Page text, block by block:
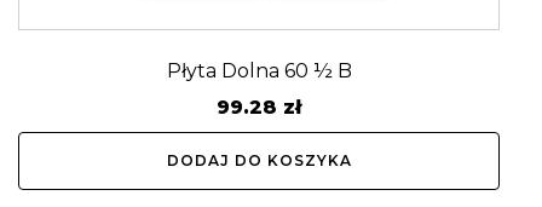
Płyta Dolna 60 ½ B
99.28 zł
DODAJ DO KOSZYKA